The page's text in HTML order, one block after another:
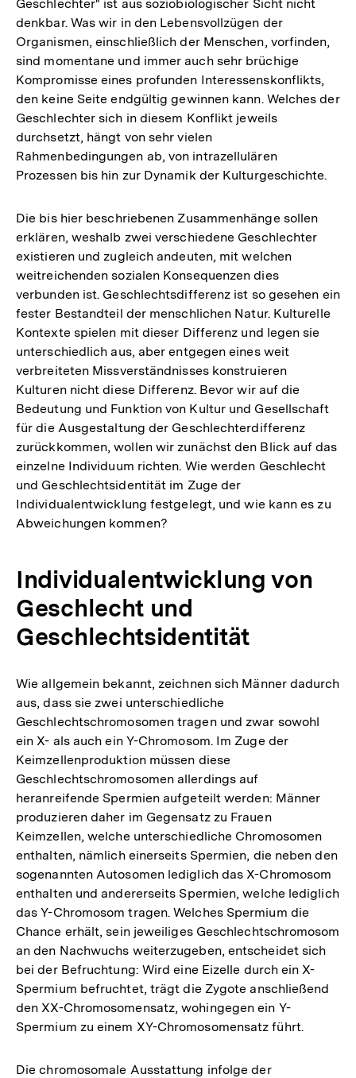
Geschlechter" ist aus soziobiologischer Sicht nicht
denkbar. Was wir in den Lebensvollzügen der
Organismen, einschließlich der Menschen, vorfinden,
sind momentane und immer auch sehr brüchige
Kompromisse eines profunden Interessenskonflikts,
den keine Seite endgültig gewinnen kann. Welches der
Geschlechter sich in diesem Konflikt jeweils
durchsetzt, hängt von sehr vielen
Rahmenbedingungen ab, von intrazellulären
Prozessen bis hin zur Dynamik der Kulturgeschichte.
Die bis hier beschriebenen Zusammenhänge sollen
erklären, weshalb zwei verschiedene Geschlechter
existieren und zugleich andeuten, mit welchen
weitreichenden sozialen Konsequenzen dies
verbunden ist. Geschlechtsdifferenz ist so gesehen ein
fester Bestandteil der menschlichen Natur. Kulturelle
Kontexte spielen mit dieser Differenz und legen sie
unterschiedlich aus, aber entgegen eines weit
verbreiteten Missverständnisses konstruieren
Kulturen nicht diese Differenz. Bevor wir auf die
Bedeutung und Funktion von Kultur und Gesellschaft
für die Ausgestaltung der Geschlechterdifferenz
zurückkommen, wollen wir zunächst den Blick auf das
einzelne Individuum richten. Wie werden Geschlecht
und Geschlechtsidentität im Zuge der
Individualentwicklung festgelegt, und wie kann es zu
Abweichungen kommen?
Individualentwicklung von
Geschlecht und
Geschlechtsidentität
Wie allgemein bekannt, zeichnen sich Männer dadurch
aus, dass sie zwei unterschiedliche
Geschlechtschromosomen tragen und zwar sowohl
ein X- als auch ein Y-Chromosom. Im Zuge der
Keimzellenproduktion müssen diese
Geschlechtschromosomen allerdings auf
heranreifende Spermien aufgeteilt werden: Männer
produzieren daher im Gegensatz zu Frauen
Keimzellen, welche unterschiedliche Chromosomen
enthalten, nämlich einerseits Spermien, die neben den
sogenannten Autosomen lediglich das X-Chromosom
enthalten und andererseits Spermien, welche lediglich
das Y-Chromosom tragen. Welches Spermium die
Chance erhält, sein jeweiliges Geschlechtschromosom
an den Nachwuchs weiterzugeben, entscheidet sich
bei der Befruchtung: Wird eine Eizelle durch ein X-
Spermium befruchtet, trägt die Zygote anschließend
den XX-Chromosomensatz, wohingegen ein Y-
Spermium zu einem XY-Chromosomensatz führt.
Die chromosomale Ausstattung infolge der